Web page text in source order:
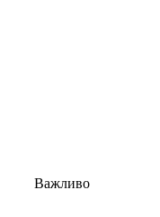
Важливо